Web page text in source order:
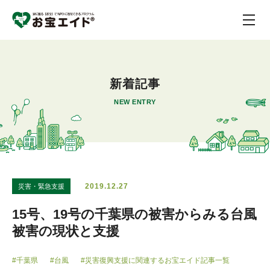
新着記事
NEW ENTRY
災害・緊急支援 2019.12.27
15号、19号の千葉県の被害からみる台風
被害の現状と支援
#千葉県 #台風 #災害復興支援に関連するお宝エイド記事一覧